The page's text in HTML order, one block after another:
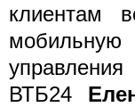
клиентам
ВТБ24